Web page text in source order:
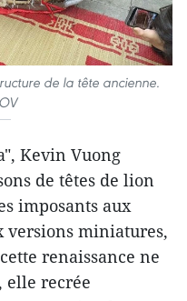
de la tête ancienne.
Kevin Vuong
de têtes de lion
imposants aux
versions miniatures,
renaissance ne
elle recrée